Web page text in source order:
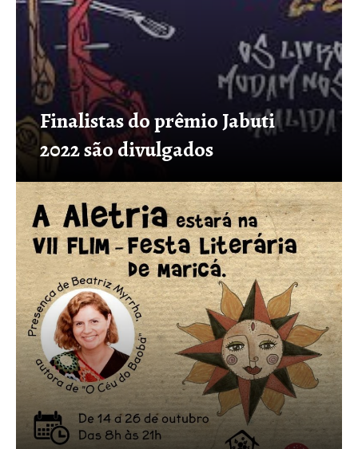
Finalistas do prêmio Jabuti
2022 são divulgados